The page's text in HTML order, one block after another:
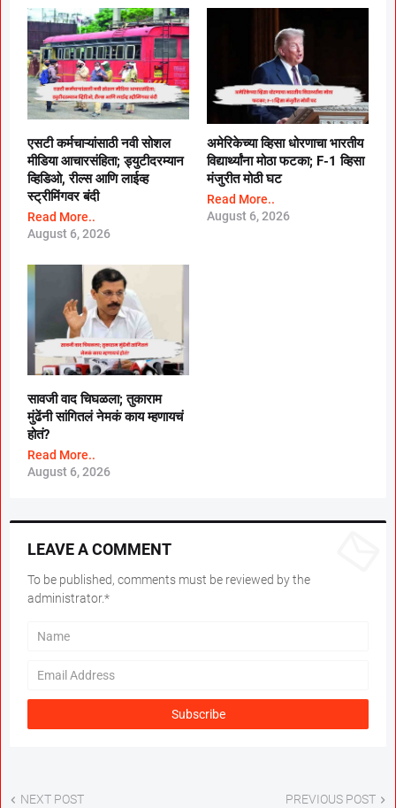
एसटी कर्मचाऱ्यांसाठी नवी सोशल
मीडिया आचारसंहिता; ड्युटीदरम्यान
व्हिडिओ, रील्स आणि लाईव्ह
स्ट्रीमिंगवर बंदी
Read More..
August 6, 2026
अमेरिकेच्या व्हिसा धोरणाचा भारतीय
विद्यार्थ्यांना मोठा फटका; F-1 व्हिसा
मंजुरीत मोठी घट
Read More..
August 6, 2026
सावजी वाद चिघळला; तुकाराम
मुंढेंनी सांगितलं नेमकं काय म्हणायचं
होतं?
Read More..
August 6, 2026
LEAVE A COMMENT
To be published, comments must be reviewed by the
administrator.*
NEXT POST PREVIOUS POST